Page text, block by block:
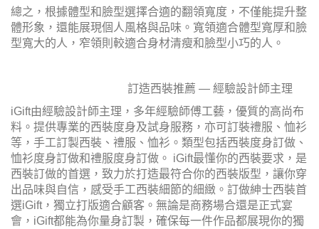
總之，根據體型和臉型選擇合適的翻領寬度，不僅能提升整
體形象，還能展現個人風格與品味。寬領適合體型寬厚和臉
型寬大的人，窄領則較適合身材清瘦和臉型小巧的人。
訂造西裝推薦 — 經驗設計師主理
iGift由經驗設計師主理，多年經驗師傅工藝，優質的高尚布
料。提供專業的西裝度身及試身服務，亦可訂裝禮服、恤衫
等，手工訂製西裝、禮服、恤衫。類型包括西裝度身訂做、
恤衫度身訂做和禮服度身訂做。 iGift最懂你的西裝要求，是
西裝訂做的首選，致力於打造最符合你的西裝版型，讓你穿
出品味與自信，感受手工西裝細節的細緻。訂做紳士西裝首
選iGift，獨立打版適合顧客。無論是商務場合還是正式宴
會，iGift都能為你量身訂製，確保每一件作品都展現你的獨